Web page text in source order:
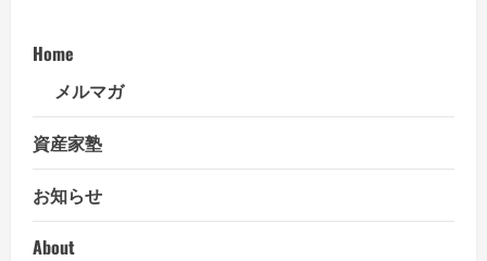
Home
メルマガ
資産家塾
お知らせ
About